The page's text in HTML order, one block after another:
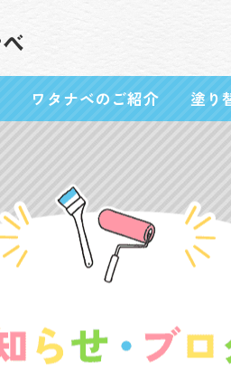
ワタナベのご紹介 塗り